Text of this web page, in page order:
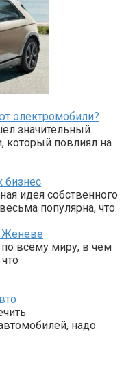
электромобили?
значительный
который повлиял на
бизнес
идея собственного
популярна, что
Женеве
всему миру, в чем
надо